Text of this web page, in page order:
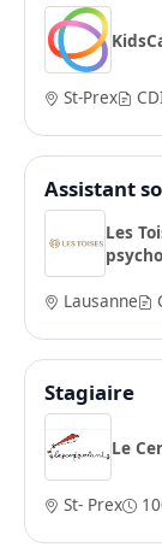
St-Prex
Assistant
Les
Lausanne
Stagiaire
Le
St- Prex